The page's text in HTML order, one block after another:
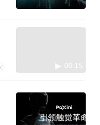
00:15